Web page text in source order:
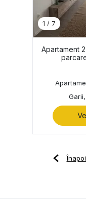
1 / 7
Apartament